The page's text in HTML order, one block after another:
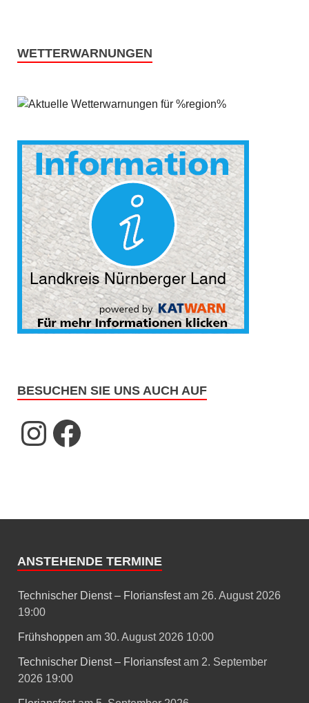
WETTERWARNUNGEN
BESUCHEN SIE UNS AUCH AUF
ANSTEHENDE TERMINE
Technischer Dienst – Floriansfestam 26. August 2026
19:00
Frühshoppen am 30. August 2026 10:00
Technischer Dienst – Floriansfestam 2. September
2026 19:00